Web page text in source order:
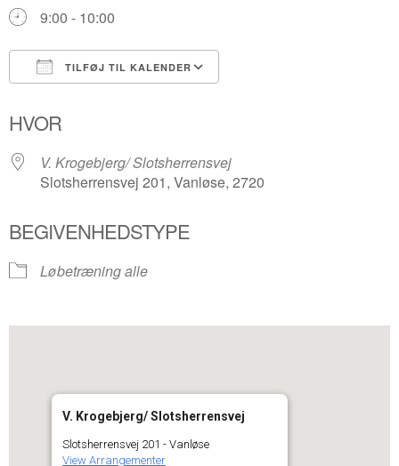
9:00 - 10:00
TILFØJ TIL KALENDER
HVOR
V. Krogebjerg/ Slotsherrensvej
Slotsherrensvej 201, Vanløse, 2720
BEGIVENHEDSTYPE
Løbetræning alle
V. Krogebjerg/ Slotsherrensvej
Slotsherrensvej 201 - Vanløse
View Arrangementer